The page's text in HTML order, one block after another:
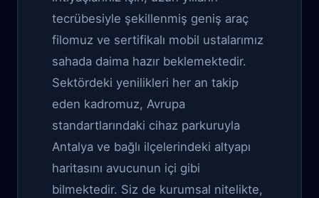
tecrübesiyle şekillenmiş geniş araç
filomuz ve sertifikalı mobil ustalarımız
sahada daima hazır beklemektedir.
Sektördeki yenilikleri her an takip
eden kadromuz, Avrupa
standartlarındaki cihaz parkuruyla
Antalya ve bağlı ilçelerindeki altyapı
haritasını avucunun içi gibi
bilmektedir. Siz de kurumsal nitelikte,